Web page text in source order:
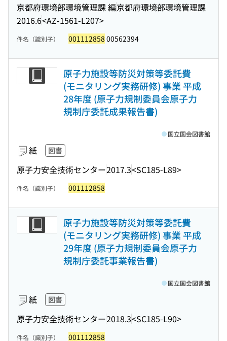
京都府環境部環境管理課 編京都府環境部環境管理課
2016.6<AZ-1561-L207>
件名（識別子） 001112858 00562394
原子力施設等防災対策等委託費
(モニタリング実務研修) 事業 平成
28年度 (原子力規制委員会原子力
規制庁委託成果報告書)
紙 図書
原子力安全技術センター2017.3<SC185-L89>
国立国会図書館
件名（識別子） 001112858
原子力施設等防災対策等委託費
(モニタリング実務研修) 事業 平成
29年度 (原子力規制委員会原子力
規制庁委託事業報告書)
紙 図書
原子力安全技術センター2018.3<SC185-L90>
国立国会図書館
件名（識別子） 001112858